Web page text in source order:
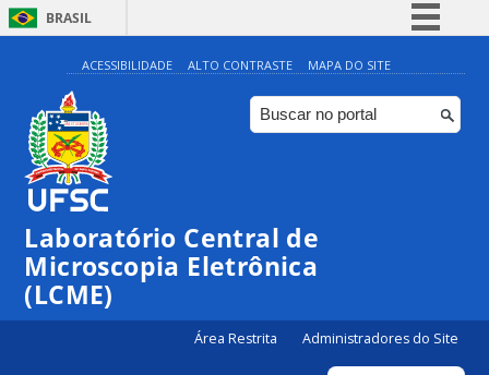
BRASIL
Simplifique!
Comunica BR
Participe
ACESSIBILIDADE ALTO CONTRASTE MAPA DO SITE
Laboratório Central de
Microscopia Eletrônica
(LCME)
Área Restrita Administradores do Site